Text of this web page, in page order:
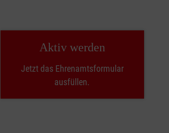
Aktiv werden
Jetzt das Ehrenamtsformular
ausfüllen.